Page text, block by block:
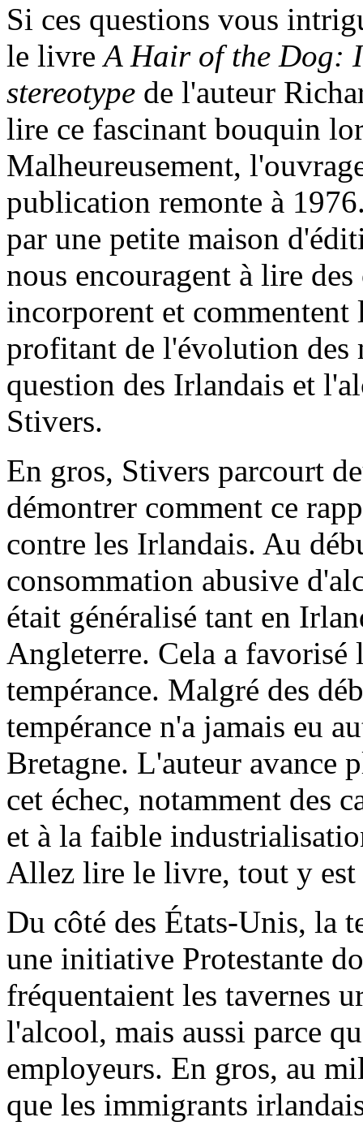
Si ces questions vous
le livreA Hair of the Dog:
stereotype de l'auteur
lire ce fascinant bouquin
Malheureusement,
publication remonte à
par une petite maison
nous encouragent à lire
incorporent et commentent
profitant de l'évolution des
question des Irlandais et
Stivers.
En gros, Stivers parcourt
démontrer comment ce
contre les Irlandais. Au
consommation abusive
était généralisé tant en
Angleterre. Cela a favorisé
tempérance. Malgré des
tempérance n'a jamais eu
Bretagne. L'auteur avance
cet échec, notamment des
et à la faible
Allez lire le livre, tout y
Du côté des États-Unis, la
une initiative Protestante
fréquentaient les tavernes
l'alcool, mais aussi parce
employeurs. En gros, au
que les immigrants